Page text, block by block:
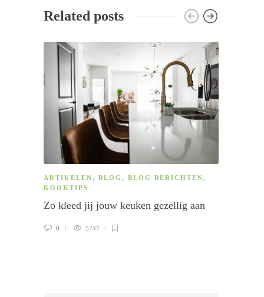
Related posts
ARTIKELEN, BLOG , BLOG BERICHTEN,
KOOKTIPS
Zo kleed jij jouw keuken gezellig aan
0 5747